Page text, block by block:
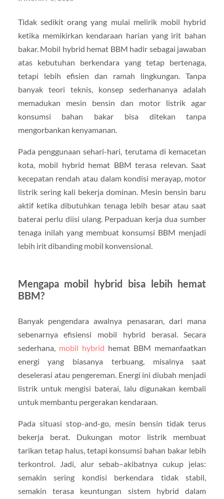
Tidak sedikit orang yang mulai melirik mobil hybrid
ketika memikirkan kendaraan harian yang irit bahan
bakar. Mobil hybrid hemat BBM hadir sebagai jawaban
atas kebutuhan berkendara yang tetap bertenaga,
tetapi lebih efisien dan ramah lingkungan. Tanpa
banyak teori teknis, konsep sederhananya adalah
memadukan mesin bensin dan motor listrik agar
konsumsi bahan bakar bisa ditekan tanpa
mengorbankan kenyamanan.
Pada penggunaan sehari-hari, terutama di kemacetan
kota, mobil hybrid hemat BBM terasa relevan. Saat
kecepatan rendah atau dalam kondisi merayap, motor
listrik sering kali bekerja dominan. Mesin bensin baru
aktif ketika dibutuhkan tenaga lebih besar atau saat
baterai perlu diisi ulang. Perpaduan kerja dua sumber
tenaga inilah yang membuat konsumsi BBM menjadi
lebih irit dibanding mobil konvensional.
Mengapa mobil hybrid bisa lebih hemat
BBM?
Banyak pengendara awalnya penasaran, dari mana
sebenarnya efisiensi mobil hybrid berasal. Secara
sederhana, mobil hybrid hemat BBM memanfaatkan
energi yang biasanya terbuang, misalnya saat
deselerasi atau pengereman. Energi ini diubah menjadi
listrik untuk mengisi baterai, lalu digunakan kembali
untuk membantu pergerakan kendaraan.
Pada situasi stop-and-go, mesin bensin tidak terus
bekerja berat. Dukungan motor listrik membuat
tarikan tetap halus, tetapi konsumsi bahan bakar lebih
terkontrol. Jadi, alur sebab–akibatnya cukup jelas:
semakin sering kondisi berkendara tidak stabil,
semakin terasa keuntungan sistem hybrid dalam